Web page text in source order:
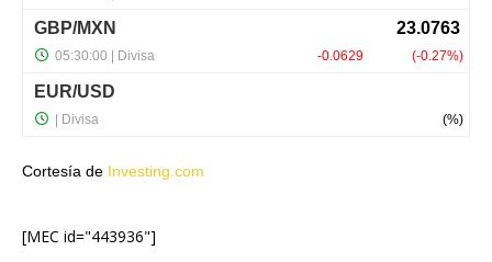
Cortesía de Investing.com
[MEC id="443936"]